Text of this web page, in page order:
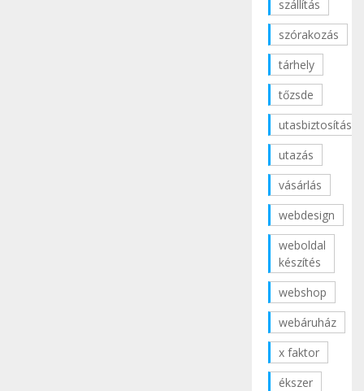
szállítás
szórakozás
tárhely
tőzsde
utasbiztosítás
utazás
vásárlás
webdesign
weboldal
készítés
webshop
webáruház
x faktor
ékszer